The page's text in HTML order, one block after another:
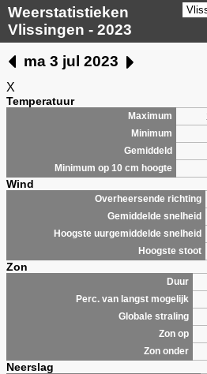
Weerstatistieken
Vlissingen - 2023
ma 3 jul 2023
X
Temperatuur
Maximum
Minimum
Gemiddeld
Minimum op 10 cm hoogte
Wind
Overheersende richting
Gemiddelde snelheid
Hoogste uurgemiddelde snelheid
Hoogste stoot
Zon
Duur
Perc. van langst mogelijk
Globale straling
Zon op
Zon onder
Neerslag